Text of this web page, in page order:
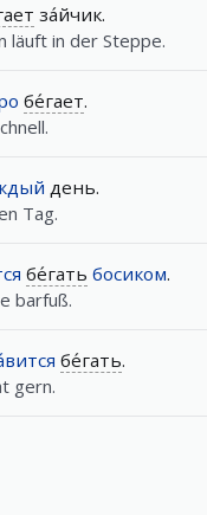
за́йчик.
läuft in der Steppe.
бе́гает.
день.
Tag.
бе́гать босиком.
barfuß.
бе́гать.
gern.